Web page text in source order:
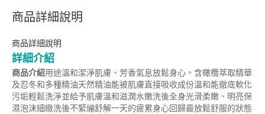
商品詳細說明
商品詳細說明
詳細介紹
商品介紹用途溫和潔淨肌膚、芳香氣息放鬆身心。含橄欖萃取精華
及忍冬和多種精油天然精油能被肌膚直接吸收成份溫和能徹底軟化
污垢輕鬆洗淨並給予肌膚溫和滋潤水嫩洗後全身光滑柔嫩、明亮保
濕泡沫細緻洗後不緊繃舒解一天的疲累身心回歸最放鬆舒服的狀態